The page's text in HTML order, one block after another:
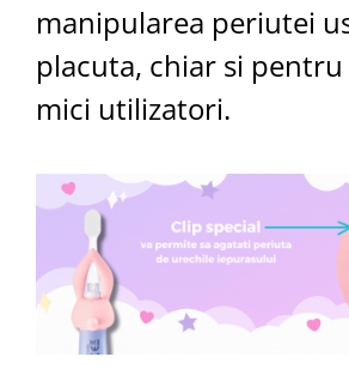
manipularea periutei
placuta, chiar si pentru
mici utilizatori.